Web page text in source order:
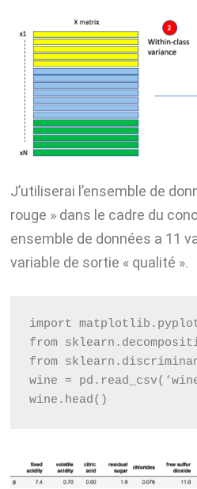
J’utiliserai l’ensemble de
rouge » dans le cadre du
ensemble de données a 11
variable de sortie « qualité ».
import
from
from
wine =
wine.head()